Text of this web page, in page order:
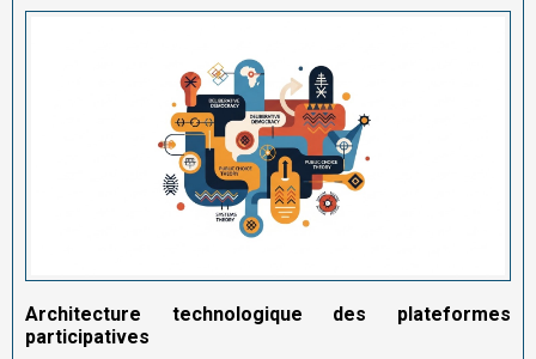
Architecture technologique des plateformes
participatives